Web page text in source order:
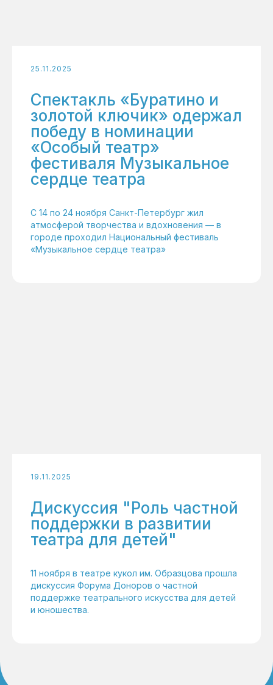
25.11.2025
Спектакль «Буратино и
золотой ключик» одержал
победу в номинации
«Особый театр»
фестиваля Музыкальное
сердце театра
С 14 по 24 ноября Санкт-Петербург жил
атмосферой творчества и вдохновения — в
городе проходил Национальный фестиваль
«Музыкальное сердце театра»
19.11.2025
Дискуссия "Роль частной
поддержки в развитии
театра для детей"
11 ноября в театре кукол им. Образцова прошла
дискуссия Форума Доноров о частной
поддержке театрального искусства для детей
и юношества.